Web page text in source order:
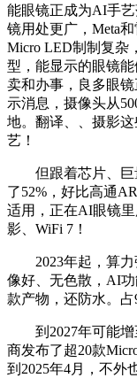
能眼镜正成为AI手
镜用处更广，Meta
Micro LED制制复杂
型，能显示的眼镜
卖和办事，良多眼
示消息，摄像头从
地。翻译、、摄影这
艺！
但跟着芯片、巨
了52%，好比高通
适用，正在AI眼镜
影、WiFi 7！
2023年起，算力
像好、无色散，AI
款产物，还防水。占
到2027年可能增
商发布了超20款
到2025年4月，不外